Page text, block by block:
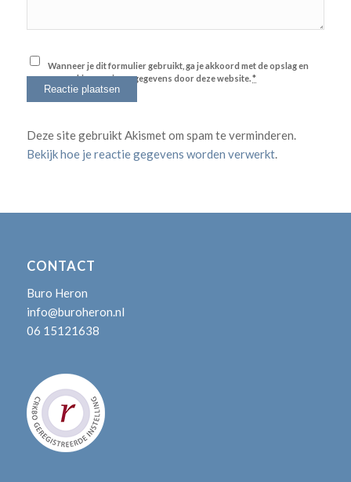
Wanneer je dit formulier gebruikt, ga je akkoord met de opslag en
verwerking van jouw gegevens door deze website.*
Deze site gebruikt Akismet om spam te verminderen.
Bekijk hoe je reactie gegevens worden verwerkt.
CONTACT
Buro Heron
info@buroheron.nl
06 15121638